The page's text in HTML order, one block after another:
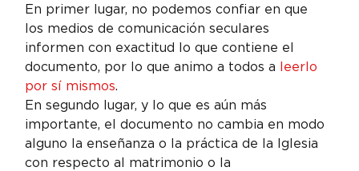
En primer lugar, no podemos confiar en que
los medios de comunicación seculares
informen con exactitud lo que contiene el
documento, por lo que animo a todos a leerlo
por sí mismos.
En segundo lugar, y lo que es aún más
importante, el documento no cambia en modo
alguno la enseñanza o la práctica de la Iglesia
con respecto al matrimonio o la